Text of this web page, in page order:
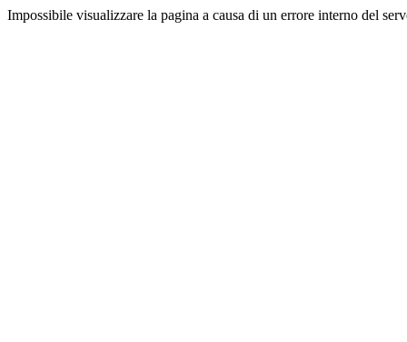
Impossibile visualizzare la pagina a causa di un errore interno del